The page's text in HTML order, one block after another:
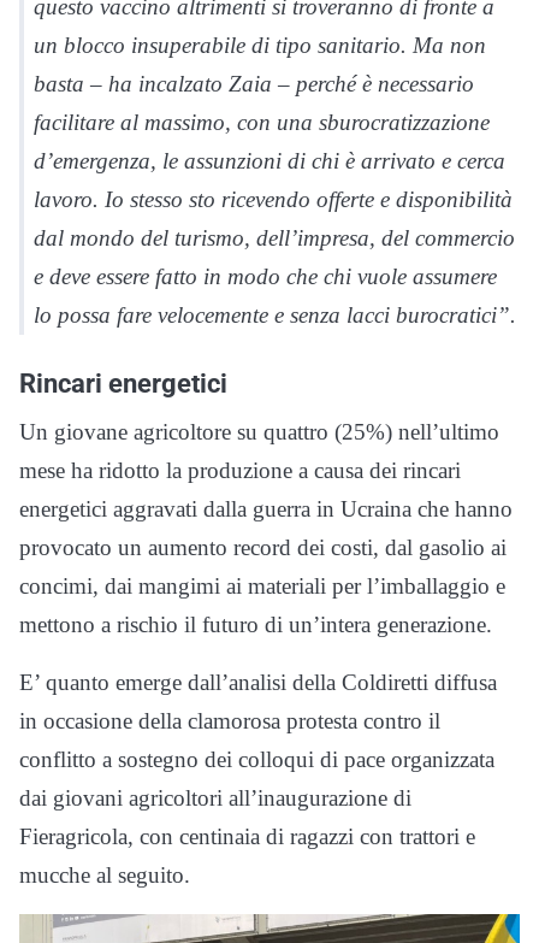
questo vaccino altrimenti si troveranno di fronte a
un blocco insuperabile di tipo sanitario. Ma non
basta – ha incalzato Zaia – perché è necessario
facilitare al massimo, con una sburocratizzazione
d’emergenza, le assunzioni di chi è arrivato e cerca
lavoro. Io stesso sto ricevendo offerte e disponibilità
dal mondo del turismo, dell’impresa, del commercio
e deve essere fatto in modo che chi vuole assumere
lo possa fare velocemente e senza lacci burocratici”.
Rincari energetici
Un giovane agricoltore su quattro (25%) nell’ultimo
mese ha ridotto la produzione a causa dei rincari
energetici aggravati dalla guerra in Ucraina che hanno
provocato un aumento record dei costi, dal gasolio ai
concimi, dai mangimi ai materiali per l’imballaggio e
mettono a rischio il futuro di un’intera generazione.
E’ quanto emerge dall’analisi della Coldiretti diffusa
in occasione della clamorosa protesta contro il
conflitto a sostegno dei colloqui di pace organizzata
dai giovani agricoltori all’inaugurazione di
Fieragricola, con centinaia di ragazzi con trattori e
mucche al seguito.